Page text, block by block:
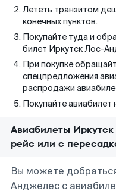
Лететь транзитом
конечных пунктов.
Покупайте туда и
билет Иркутск Лос-
При покупке
спецпредложения
распродажи
Покупайте авиабилет
Авиабилеты
рейс или с
Вы можете
Анджелес с